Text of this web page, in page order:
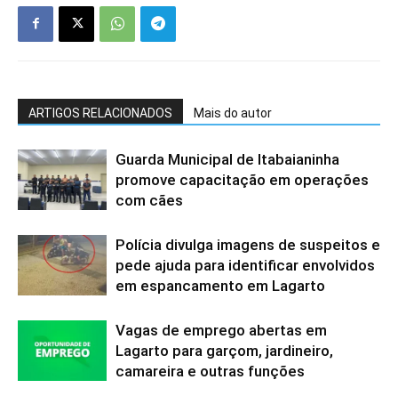
ARTIGOS RELACIONADOS Mais do autor
Guarda Municipal de Itabaianinha
promove capacitação em operações
com cães
Polícia divulga imagens de suspeitos e
pede ajuda para identificar envolvidos
em espancamento em Lagarto
Vagas de emprego abertas em
Lagarto para garçom, jardineiro,
camareira e outras funções